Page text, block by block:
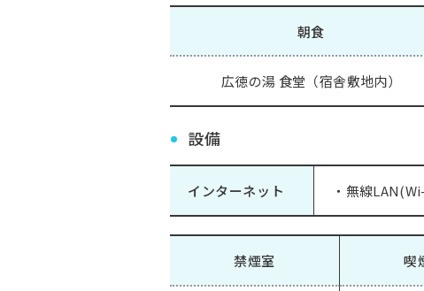
朝食
広徳の湯 食堂（宿舎敷地内）
設備
インターネット ・無線
禁煙室 喫